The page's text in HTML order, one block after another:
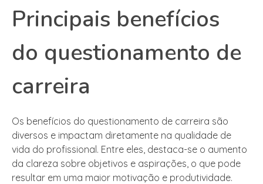
Principais benefícios
do questionamento de
carreira
Os benefícios do questionamento de carreira são
diversos e impactam diretamente na qualidade de
vida do profissional. Entre eles, destaca-se o aumento
da clareza sobre objetivos e aspirações, o que pode
resultar em uma maior motivação e produtividade.